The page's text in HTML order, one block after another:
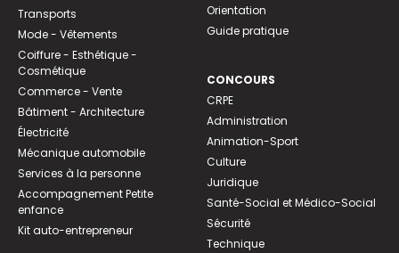
Transports
Mode - Vêtements
Coiffure - Esthétique -
Cosmétique
Commerce - Vente
Bâtiment - Architecture
Électricité
Mécanique automobile
Services à la personne
Accompagnement Petite
enfance
Kit auto-entrepreneur
Orientation
Guide pratique
CONCOURS
CRPE
Administration
Animation-Sport
Culture
Juridique
Santé-Social et Médico-Social
Sécurité
Technique